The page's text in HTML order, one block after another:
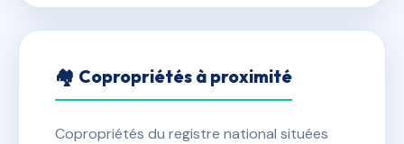
🏘 Copropriétés à proximité
Copropriétés du registre national situées